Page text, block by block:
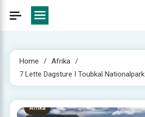
Home
Afrika
7 Lette Dagsture I Toubkal Nationalpark
Afrika